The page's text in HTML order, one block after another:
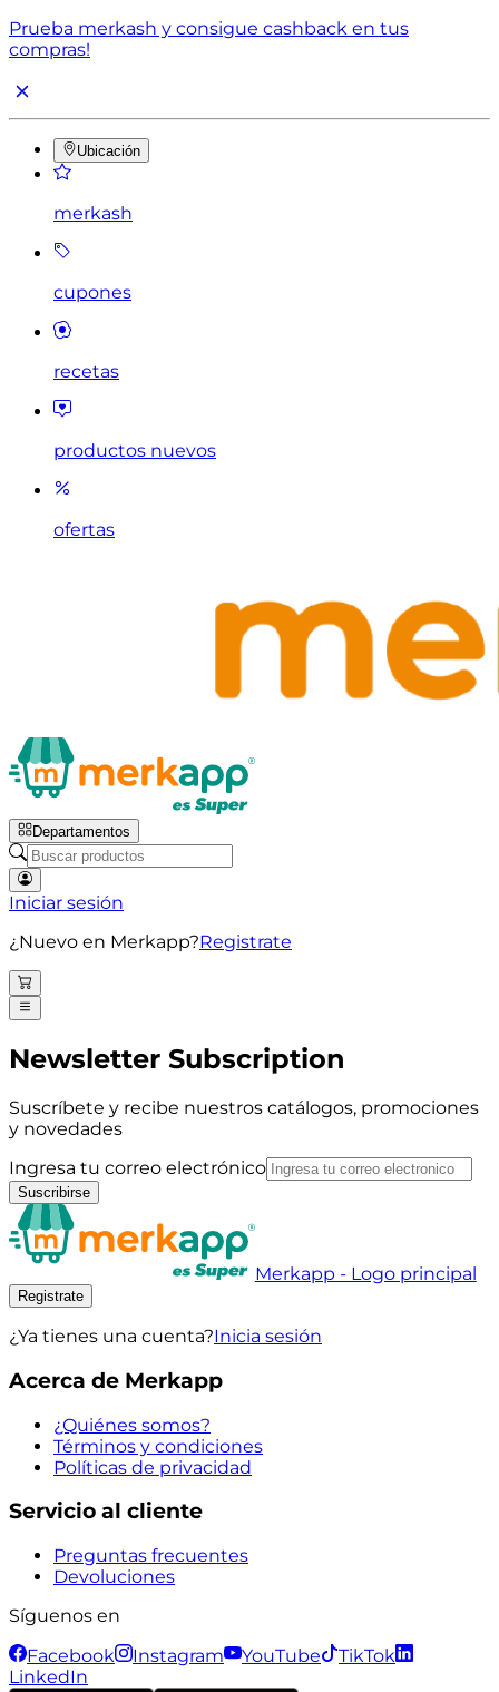
Prueba merkash y consigue cashback en tus
compras!
Ubicación
merkash
cupones
recetas
productos nuevos
ofertas
Departamentos
Iniciar sesión
¿Nuevo en Merkapp?Registrate
Newsletter Subscription
Suscríbete y recibe nuestros catálogos, promociones
y novedades
Ingresa tu correo electrónico
Suscribirse
Merkapp - Logo principal
Registrate
¿Ya tienes una cuenta?Inicia sesión
Acerca de Merkapp
¿Quiénes somos?
Términos y condiciones
Políticas de privacidad
Servicio al cliente
Preguntas frecuentes
Devoluciones
Síguenos en
Facebook
Instagram YouTube
TikTok
LinkedIn